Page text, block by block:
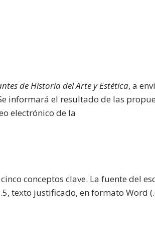
de Historia del Arte y Estética, a
informará el resultado de las
electrónico de la
conceptos clave. La fuente del
texto justificado, en formato Word